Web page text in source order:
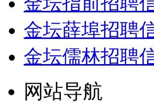
金坛薛埠招聘
金坛儒林招聘
网站导航